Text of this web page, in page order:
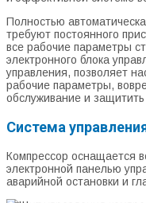
Полностью
требуют постоянного
все рабочие параметры
электронного блока
управления, позволяет
рабочие параметры,
обслуживание и
Система
Компрессор оснащается
электронной панелью
аварийной остановки и